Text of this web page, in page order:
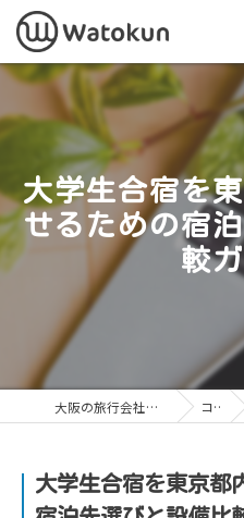
大学生合宿を
せるための宿
較
大阪の旅行会社なら株式会社Watokun コラム
大学生合宿を東京都